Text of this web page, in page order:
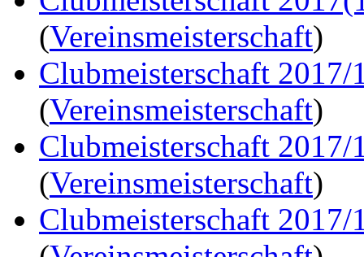
(Vereinsmeisterschaft)
Clubmeisterschaft 2017/
(Vereinsmeisterschaft)
Clubmeisterschaft 2017/
(Vereinsmeisterschaft)
Clubmeisterschaft 2017/